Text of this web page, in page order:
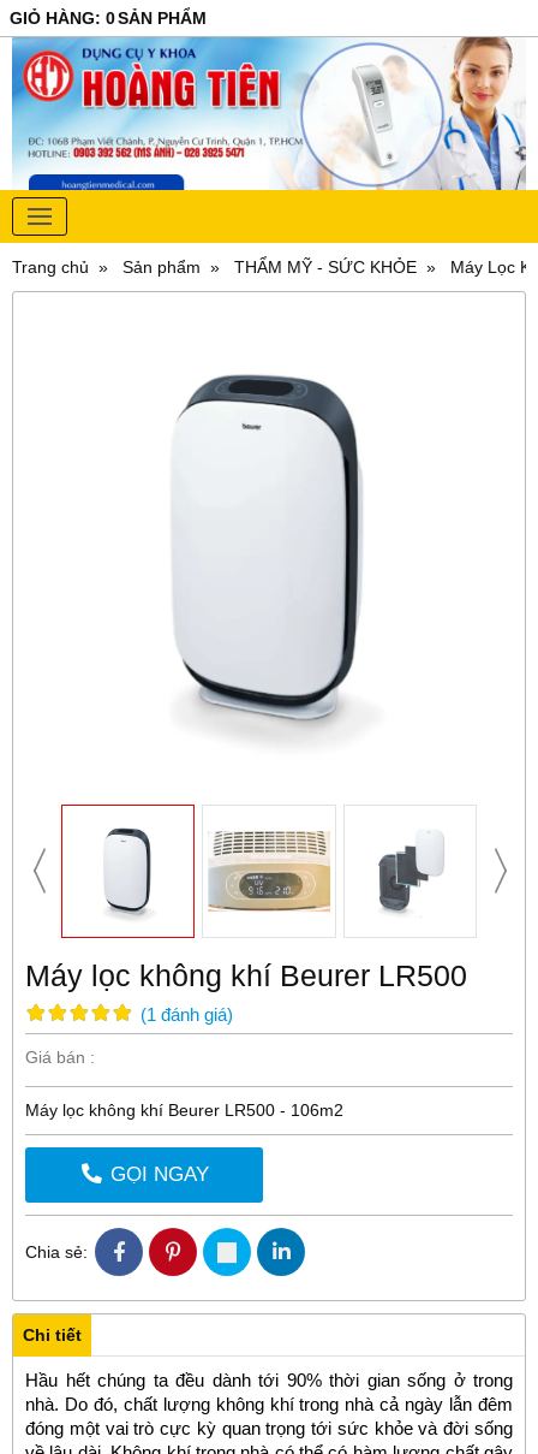
GIỎ HÀNG: 0SẢN PHẨM
Trang chủ Sản phẩm THẨM MỸ - SỨC KHỎE Máy Lọc
Máy lọc không khí Beurer LR500
(1 đánh giá)
Giá bán :
Máy lọc không khí Beurer LR500 - 106m2
GỌI NGAY
Chia sẻ:
Chi tiết
Hầu hết chúng ta đều dành tới 90% thời gian sống ở trong
nhà. Do đó, chất lượng không khí trong nhà cả ngày lẫn đêm
đóng một vai trò cực kỳ quan trọng tới sức khỏe và đời sống